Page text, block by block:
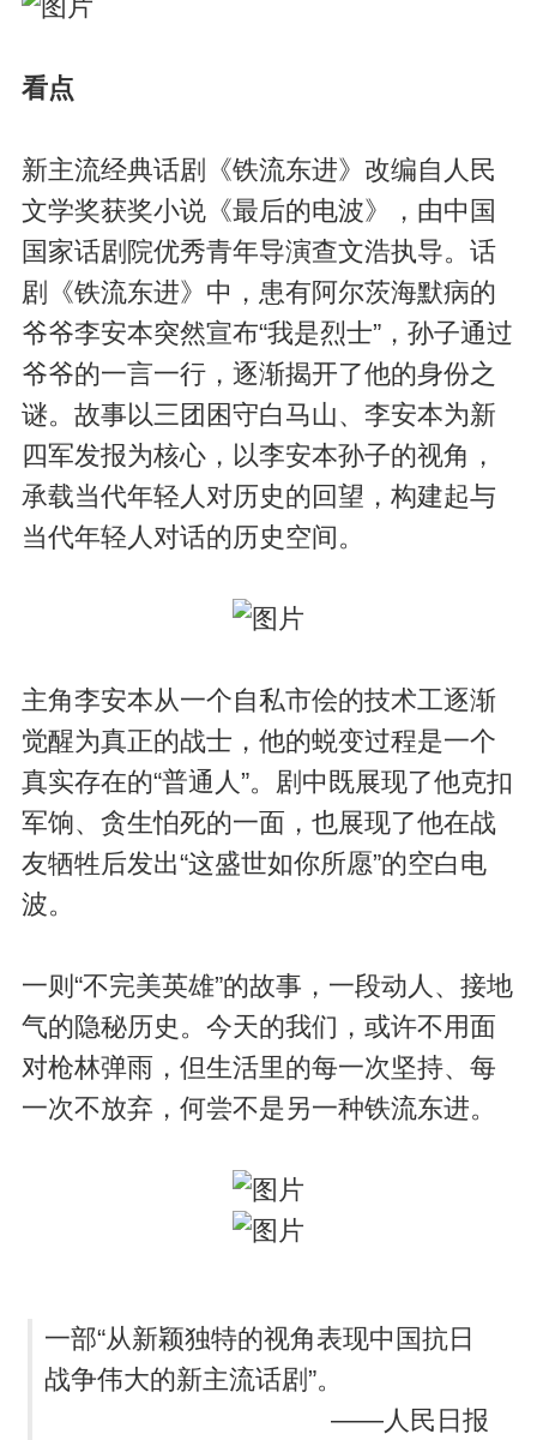
看点
新主流经典话剧《铁流东进》改编自人民
文学奖获奖小说《最后的电波》，由中国
国家话剧院优秀青年导演查文浩执导。话
剧《铁流东进》中，患有阿尔茨海默病的
爷爷李安本突然宣布“我是烈士”，孙子通过
爷爷的一言一行，逐渐揭开了他的身份之
谜。故事以三团困守白马山、李安本为新
四军发报为核心，以李安本孙子的视角，
承载当代年轻人对历史的回望，构建起与
当代年轻人对话的历史空间。
主角李安本从一个自私市侩的技术工逐渐
觉醒为真正的战士，他的蜕变过程是一个
真实存在的“普通人”。剧中既展现了他克扣
军饷、贪生怕死的一面，也展现了他在战
友牺牲后发出“这盛世如你所愿”的空白电
波。
一则“不完美英雄”的故事，一段动人、接地
气的隐秘历史。今天的我们，或许不用面
对枪林弹雨，但生活里的每一次坚持、每
一次不放弃，何尝不是另一种铁流东进。
一部“从新颖独特的视角表现中国抗日
战争伟大的新主流话剧”。
——人民日报